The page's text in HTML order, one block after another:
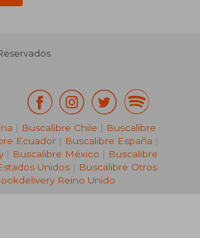
₡ 10.484
| Buscalibre Chile | Buscalibre
Ecuador | Buscalibre España |
| Buscalibre México | Buscalibre
Unidos| Buscalibre Otros
Reino Unido